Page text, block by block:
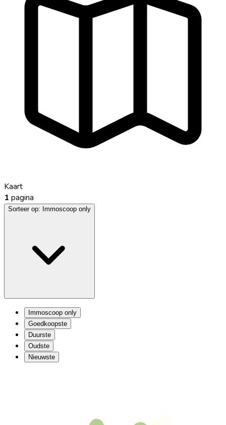
Kaart
1 pagina
Sorteer op: Immoscoop only
Immoscoop only
Goedkoopste
Duurste
Oudste
Nieuwste